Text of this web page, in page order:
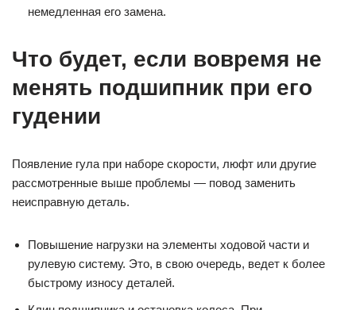
немедленная его замена.
Что будет, если вовремя не
менять подшипник при его
гудении
Появление гула при наборе скорости, люфт или другие
рассмотренные выше проблемы — повод заменить
неисправную деталь.
Повышение нагрузки на элементы ходовой части и
рулевую систему. Это, в свою очередь, ведет к более
быстрому износу деталей.